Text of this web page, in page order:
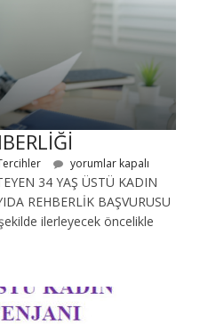
yorumlar kapalı
34 YAŞ ÜSTÜ KADIN
REHBERLİK BAŞVURUSU
ilerleyecek öncelikle